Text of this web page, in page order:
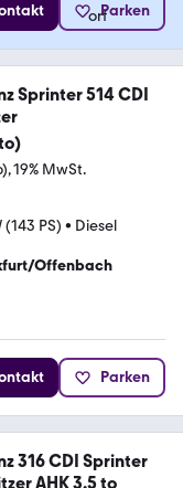
Parken
Sprinter 514 CDI
19% MwSt.
(143 PS) • Diesel
Offenbach
Parken
316 CDI Sprinter
AHK 3,5 to